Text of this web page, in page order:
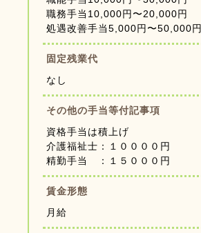
職務手当10,000円〜20,000円
処遇改善手当5,000円〜50,000円
固定残業代
なし
その他の手当等付記事項
資格手当は積上げ
介護福祉士：１００００円
精勤手当 ：１５０００円
賃金形態
月給